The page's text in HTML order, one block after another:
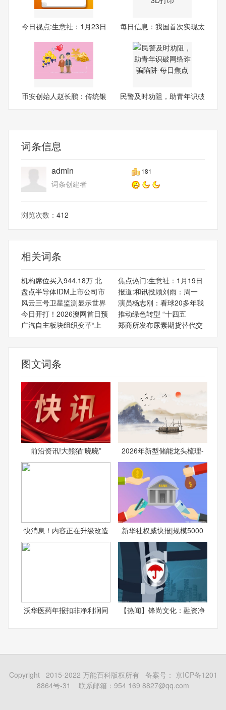
今日视点:生意社：1月23日
每日信息：我国首次实现太
币安创始人赵长鹏：传统银
民警及时劝阻，助青年识破
词条信息
admin 181
词条创建者
浏览次数： 412
相关词条
机构席位买入944.18万 北
焦点热门:生意社：1月19日
盘点半导体IDM上市公司市
报道:和讯投顾刘雨：周一
风云三号卫星监测显示世界
演员杨志刚：看球20多年我
今日开打！2026澳网首日预
推动绿色转型 “十四五
广汽自主板块组织变革“上
郑商所发布尿素期货替代交
图文词条
前沿资讯!大熊猫“晓晓” 2026年新型储能龙头梳理-
快消息！内容正在升级改造 新华社权威快报|规模5000
沃华医药年报扣非净利润同 【热闻】锋尚文化：融资净
Copyright 2015-2022 万能百科版权所有 备案号： 京ICP备1201
8864号-31
联系邮箱：954 169 8827@qq.com